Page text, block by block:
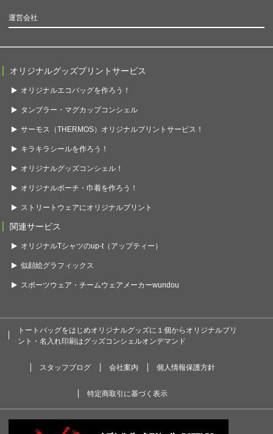
運営会社
オリジナルグッズプリントサービス
オリジナルエコバッグを作ろう！
タンブラー・マグカップコンシェル
サーモス（THERMOS）オリジナルプリントサービス！
キラキラシールを作ろう！
オリジナルグッズコンシェル！
オリジナルポーチ・巾着を作ろう！
ストリートウェアにオリジナルプリント
関連サービス
オリジナルTシャツのup-t（アップティー）
似顔絵グラフィックス
スポーツウェア・チームウェアメーカーwundou
トートバッグをはじめオリジナルグッズに１個からオリジナルプリ
ント・名入れ印刷はグッズコンシェルオンデマンド
スタッフブログ 会社案内 個人情報保護方針
特定商取引に基づく表示